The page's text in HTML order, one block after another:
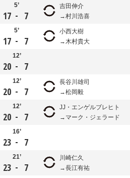
5’
17 - 7
吉田伸介
村川浩喜
5’
17 - 7
小西大樹
木村貴大
12’
20 - 7
12’
20 - 7
長谷川雄司
松岡毅
12’
20 - 7
JJ・エンゲルブレヒト
マーク・ジェラード
16’
23 - 7
21’
23 - 7
川崎仁久
長江有祐